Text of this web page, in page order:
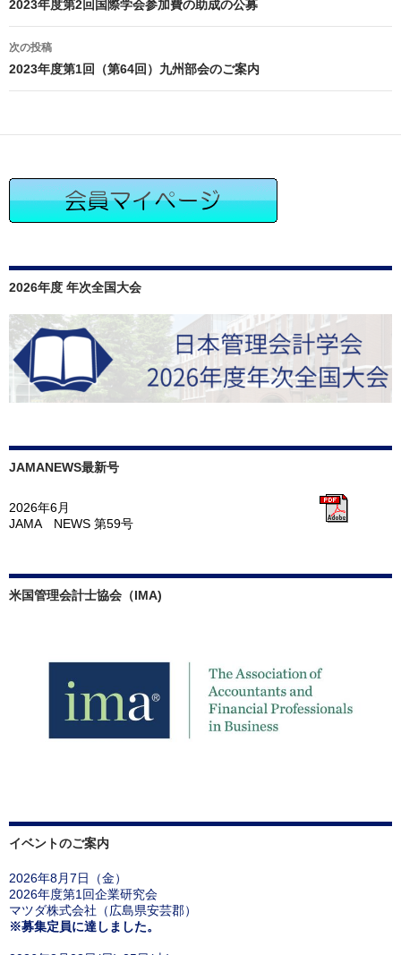
ナ
ゲ
ー
ン
2023年度第2回国際学会参加費の助成の公募
次の投稿
2023年度第1回（第64回）九州部会のご案内
2026年度 年次全国大会
JAMANEWS最新号
2026年6月
JAMA NEWS 第59号
米国管理会計士協会（IMA)
イベントのご案内
2026年8月7日（金）
2026年度第1回企業研究会
マツダ株式会社（広島県安芸郡）
※募集定員に達しました。